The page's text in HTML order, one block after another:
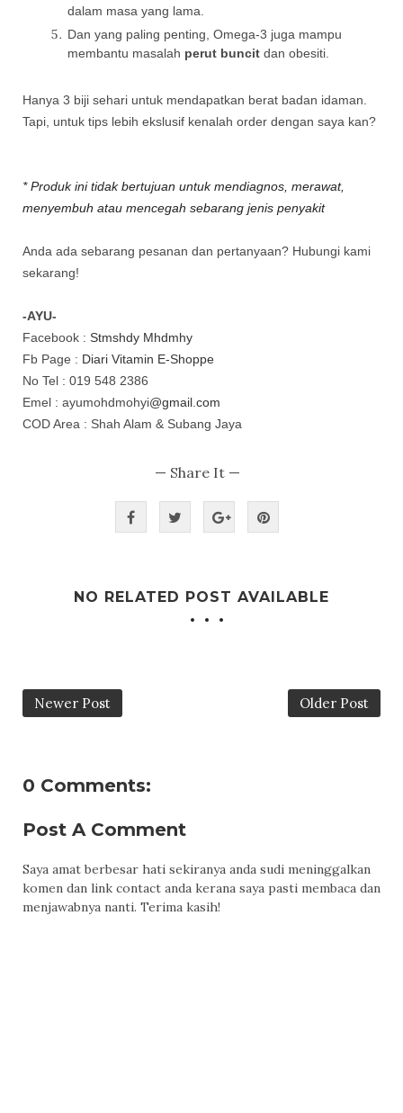
dalam masa yang lama.
Dan yang paling penting, Omega-3 juga mampu
membantu masalah perut buncit dan obesiti.
Hanya 3 biji sehari untuk mendapatkan berat badan idaman.
Tapi, untuk tips lebih ekslusif kenalah order dengan saya kan?
* Produk ini tidak bertujuan untuk mendiagnos, merawat,
menyembuh atau mencegah sebarang jenis penyakit
Anda ada sebarang pesanan dan pertanyaan? Hubungi kami
sekarang!
-AYU-
Facebook : Stmshdy Mhdmhy
Fb Page : Diari Vitamin E-Shoppe
No Tel : 019 548 2386
Emel : ayumohdmohyi@gmail.com
COD Area : Shah Alam & Subang Jaya
— Share It —
NO RELATED POST AVAILABLE
Newer Post Older Post
0 Comments:
Post A Comment
Saya amat berbesar hati sekiranya anda sudi meninggalkan
komen dan link contact anda kerana saya pasti membaca dan
menjawabnya nanti. Terima kasih!